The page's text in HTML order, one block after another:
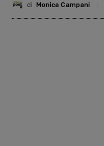
di Monica Campani